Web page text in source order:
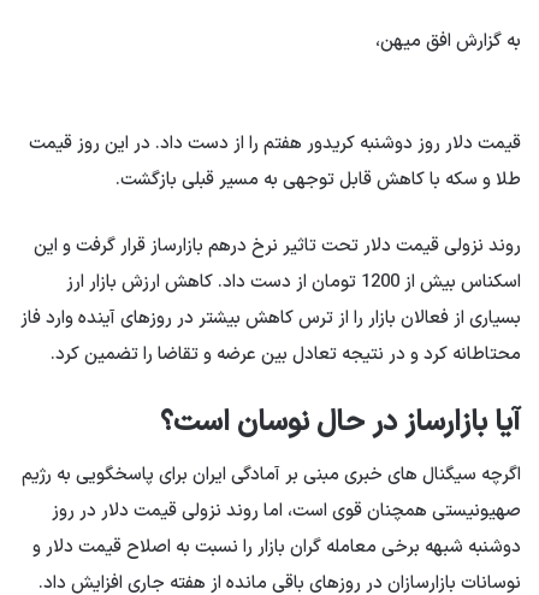
به گزارش افق میهن،
قیمت دلار روز دوشنبه کریدور هفتم را از دست داد. در این روز قیمت
طلا و سکه با کاهش قابل توجهی به مسیر قبلی بازگشت.
روند نزولی قیمت دلار تحت تاثیر نرخ درهم بازارساز قرار گرفت و این
اسکناس بیش از 1200 تومان از دست داد. کاهش ارزش بازار ارز
بسیاری از فعالان بازار را از ترس کاهش بیشتر در روزهای آینده وارد فاز
محتاطانه کرد و در نتیجه تعادل بین عرضه و تقاضا را تضمین کرد.
آیا بازارساز در حال نوسان است؟
اگرچه سیگنال های خبری مبنی بر آمادگی ایران برای پاسخگویی به رژیم
صهیونیستی همچنان قوی است، اما روند نزولی قیمت دلار در روز
دوشنبه شبهه برخی معامله گران بازار را نسبت به اصلاح قیمت دلار و
نوسانات بازارسازان در روزهای باقی مانده از هفته جاری افزایش داد.